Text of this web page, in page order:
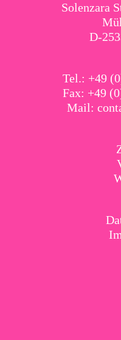
Solenzara
D-
Tel.: +49
Fax: +49
Mail: